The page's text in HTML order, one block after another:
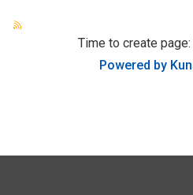
Time to create
Powered by